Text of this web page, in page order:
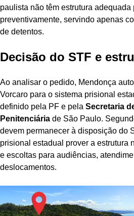
paulista não têm estrutura adequada
preventivamente, servindo apenas
de detentos.
Decisão do STF e
Ao analisar o pedido, Mendonça
Vorcaro para o sistema prisional
definido pela PF e pela Secretaria
Penitenciária de São Paulo.
devem permanecer à disposição do
prisional estadual prover a estrutura
e escoltas para audiências,
deslocamentos.